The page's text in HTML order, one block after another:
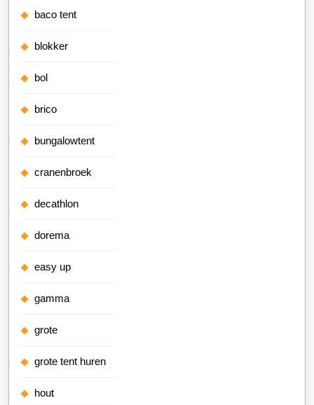
baco tent
blokker
bol
brico
bungalowtent
cranenbroek
decathlon
dorema
easy up
gamma
grote
grote tent huren
hout